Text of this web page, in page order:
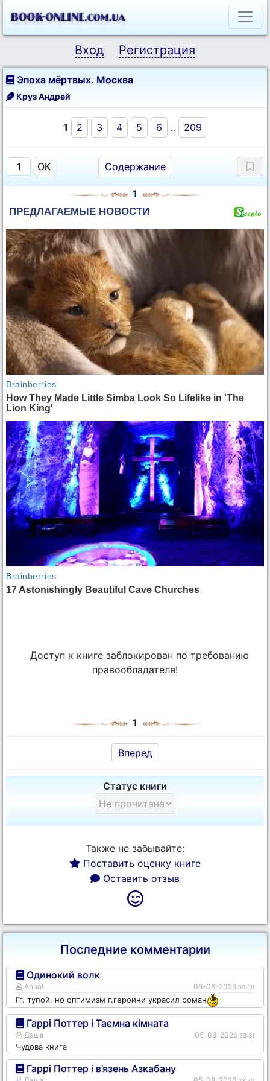
Вход Регистрация
Эпоха мёртвых. Москва
Круз Андрей
1 2 3 4 5 6 .. 209
Содержание
1
Доступ к книге заблокирован по требованию
правообладателя!
1
Вперед
Статус книги
Также не забывайте:
Поставить оценку книге
Оставить отзыв
Последние комментарии
Одинокий волк
Annat 06-08-2026 00:00
Гг. тупой, но оптимизм г.героини украсил роман
Гаррі Поттер і Таємна кімната
Даша 05-08-2026 23:31
Чудова книга
Гаррі Поттер і в’язень Азкабану